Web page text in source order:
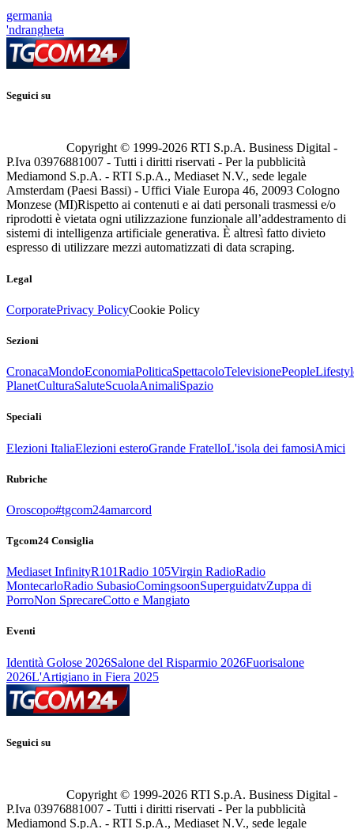
germania
'ndrangheta
Seguici su
Copyright © 1999-2026 RTI S.p.A. Business Digital -
P.Iva 03976881007 - Tutti i diritti riservati - Per la pubblicità
Mediamond S.p.A. - RTI S.p.A., Mediaset N.V., sede legale
Amsterdam (Paesi Bassi) - Uffici Viale Europa 46, 20093 Cologno
Monzese (MI)Rispetto ai contenuti e ai dati personali trasmessi e/o
riprodotti è vietata ogni utilizzazione funzionale all’addestramento di
sistemi di intelligenza artificiale generativa. È altresì fatto divieto
espresso di utilizzare mezzi automatizzati di data scraping.
Legal
CorporatePrivacy PolicyCookie Policy
Sezioni
CronacaMondoEconomiaPoliticaSpettacoloTelevisionePeople
PlanetCulturaSaluteScuolaAnimaliSpazio
Speciali
Elezioni ItaliaElezioni esteroGrande FratelloL'isola dei famosiAmici
Rubriche
Oroscopo#tgcom24amarcord
Tgcom24 Consiglia
Mediaset InfinityR101Radio 105Virgin RadioRadio
MontecarloRadio SubasioComingsoonSuperguidatvZuppa di
PorroNon SprecareCotto e Mangiato
Eventi
Identità Golose 2026Salone del Risparmio 2026Fuorisalone
2026L'Artigiano in Fiera 2025
Seguici su
Copyright © 1999-2026 RTI S.p.A. Business Digital -
P.Iva 03976881007 - Tutti i diritti riservati - Per la pubblicità
Mediamond S.p.A. - RTI S.p.A., Mediaset N.V., sede legale